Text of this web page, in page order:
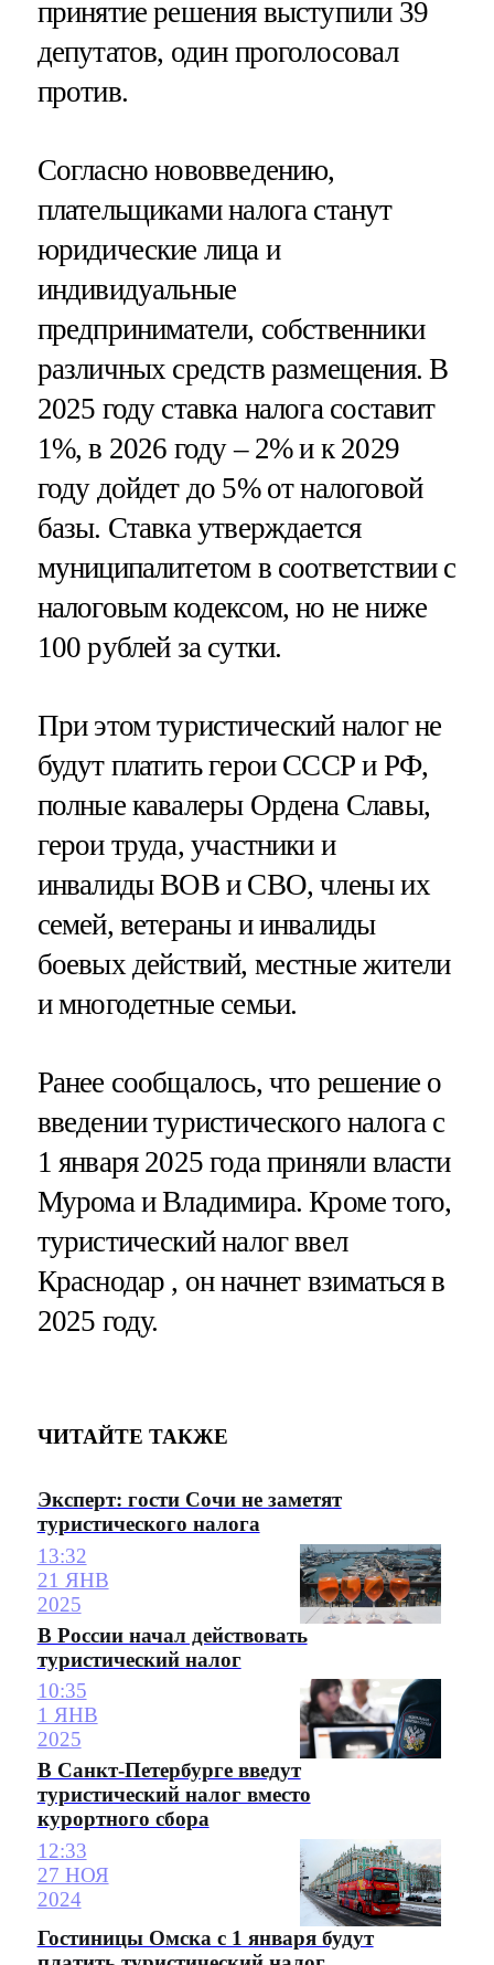
принятие решения выступили 39
депутатов, один проголосовал
против.
Согласно нововведению,
плательщиками налога станут
юридические лица и
индивидуальные
предприниматели, собственники
различных средств размещения. В
2025 году ставка налога составит
1%, в 2026 году – 2% и к 2029
году дойдет до 5% от налоговой
базы. Ставка утверждается
муниципалитетом в соответствии с
налоговым кодексом, но не ниже
100 рублей за сутки.
При этом туристический налог не
будут платить герои СССР и РФ,
полные кавалеры Ордена Славы,
герои труда, участники и
инвалиды ВОВ и СВО, члены их
семей, ветераны и инвалиды
боевых действий, местные жители
и многодетные семьи.
Ранее сообщалось, что решение о
введении туристического налога с
1 января 2025 года приняли власти
Мурома и Владимира. Кроме того,
туристический налог ввел
Краснодар , он начнет взиматься в
2025 году.
ЧИТАЙТЕ ТАКЖЕ
Эксперт: гости Сочи не заметят
туристического налога
13:32
21 ЯНВ
2025
В России начал действовать
туристический налог
10:35
1 ЯНВ
2025
В Санкт-Петербурге введут
туристический налог вместо
курортного сбора
12:33
27 НОЯ
2024
Гостиницы Омска с 1 января будут